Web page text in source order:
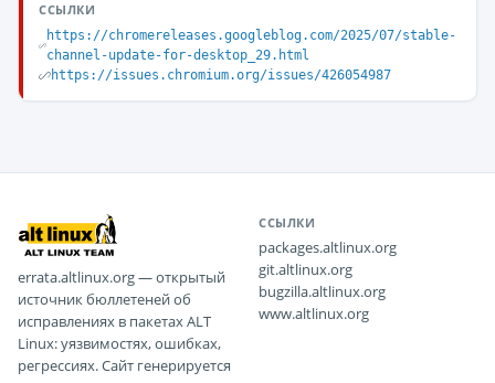
ССЫЛКИ
https://chromereleases.googleblog.com/2025/07/stable-
channel-update-for-desktop_29.html
https://issues.chromium.org/issues/426054987
errata.altlinux.org — открытый
источник бюллетеней об
исправлениях в пакетах ALT
Linux: уязвимостях, ошибках,
регрессиях. Сайт генерируется
ССЫЛКИ
packages.altlinux.org
git.altlinux.org
bugzilla.altlinux.org
www.altlinux.org